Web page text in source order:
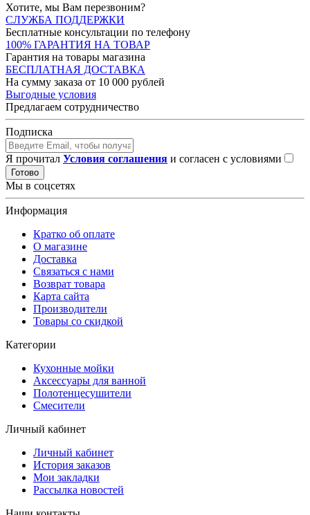
Хотите, мы Вам перезвоним?
СЛУЖБА ПОДДЕРЖКИ
Бесплатные консультации по телефону
100% ГАРАНТИЯ НА ТОВАР
Гарантия на товары магазина
БЕСПЛАТНАЯ ДОСТАВКА
На сумму заказа от 10 000 рублей
Выгодные условия
Предлагаем сотрудничество
Подписка
Я прочитал Условия соглашения и согласен с условиями
Готово
Мы в соцсетях
Информация
Кратко об оплате
О магазине
Доставка
Связаться с нами
Возврат товара
Карта сайта
Производители
Товары со скидкой
Категории
Кухонные мойки
Аксессуары для ванной
Полотенцесушители
Смесители
Личный кабинет
Личный кабинет
История заказов
Мои закладки
Рассылка новостей